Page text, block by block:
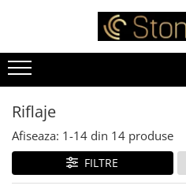
Riflaje
Afiseaza: 1-14 din 14 produse
FILTRE